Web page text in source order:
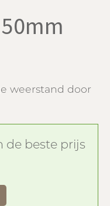
weerstand door
de beste prijs